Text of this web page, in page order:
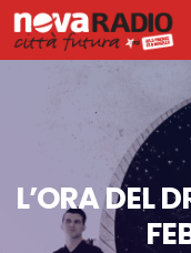
L’ORA DEL